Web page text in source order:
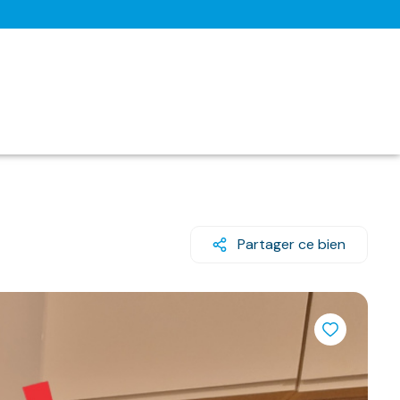
Partager ce bien